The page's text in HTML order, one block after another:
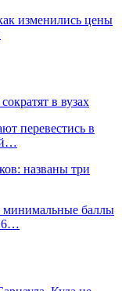
изменились цены
в вузах
перевестись в
названы три
баллы